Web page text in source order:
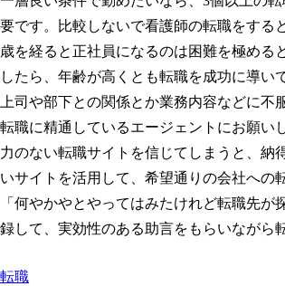
要です。比較しないで看護師の転職をする
歳を経ると正社員になるのは困難を極める
したら、年齢が高くとも転職を成功に導い
上司や部下との関係とか業務内容などに不
転職に精通しているエージェントにお願い
力のない転職サイトを信じてしまうと、納
いサイトを活用して、希望通りの会社への
「何やかやとやってはみたけれど転職先
録して、実効性のある助言をもらいながら
転職